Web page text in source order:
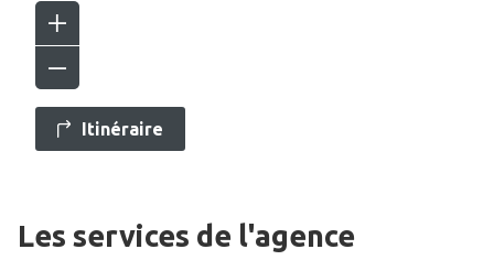
Itinéraire
Les services de l'agence